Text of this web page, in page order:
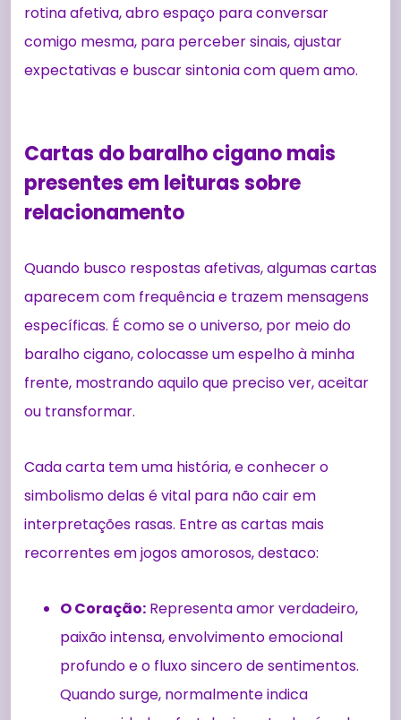
rotina afetiva, abro espaço para conversar
comigo mesma, para perceber sinais, ajustar
expectativas e buscar sintonia com quem amo.
Cartas do baralho cigano mais
presentes em leituras sobre
relacionamento
Quando busco respostas afetivas, algumas cartas
aparecem com frequência e trazem mensagens
específicas. É como se o universo, por meio do
baralho cigano, colocasse um espelho à minha
frente, mostrando aquilo que preciso ver, aceitar
ou transformar.
Cada carta tem uma história, e conhecer o
simbolismo delas é vital para não cair em
interpretações rasas. Entre as cartas mais
recorrentes em jogos amorosos, destaco:
O Coração: Representa amor verdadeiro,
paixão intensa, envolvimento emocional
profundo e o fluxo sincero de sentimentos.
Quando surge, normalmente indica